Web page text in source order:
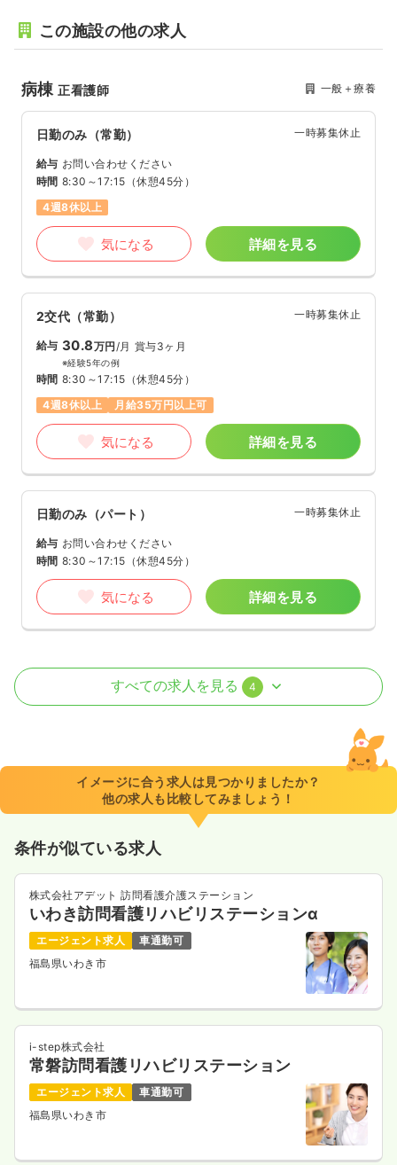
この施設の他の求人
病棟正看護師 一般＋療養
日勤のみ（常勤） 一時募集休止
給与 お問い合わせください
時間 8:30～17:15 （休憩45分）
4週8休以上
気になる 詳細を見る
2交代（常勤） 一時募集休止
給与 30.8万円/月 賞与3ヶ月
※経験5年の例
時間 8:30～17:15 （休憩45分）
4週8休以上
月給35万円以上可
気になる 詳細を見る
日勤のみ（パート） 一時募集休止
給与 お問い合わせください
時間 8:30～17:15 （休憩45分）
気になる 詳細を見る
オペ室(手術室)正看護師
8:30～17:15
月給22万円以上可
気になる
透析正看護師 一般＋療養
一時募集休止
21.8〜27.1万円/月 賞与3ヶ月
月給27万円以上可
気になる 詳細を見る
すべての求人を見る 4
イメージに合う求人は見つかりましたか？
他の求人も比較してみましょう！
条件が似ている求人
株式会社アデット 訪問看護介護ステーション
いわき訪問看護リハビリステーションα
エージェント求人
車通勤可
福島県いわき市
i-step株式会社
常磐訪問看護リハビリステーション
エージェント求人
車通勤可
福島県いわき市